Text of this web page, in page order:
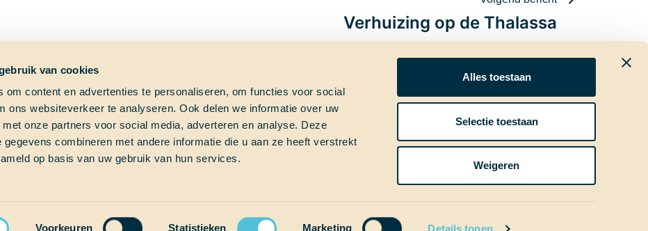
van cookies
om content en advertenties te personaliseren, om functies voor social
ons websiteverkeer te analyseren. Ook delen we informatie over uw
onze partners voor social media, adverteren en analyse. Deze
gegevens combineren met andere informatie die u aan ze heeft verstrekt
op basis van uw gebruik van hun services.
Voorkeuren Statistieken Marketing Details tonen
Alles toestaan
Selectie toestaan
Weigeren
Verhuizing op de Thalassa
vraag?
ons!
Shipfinder
Check hier waar School at
Sea op dit moment vaart!
Social media Nieuwsbrief